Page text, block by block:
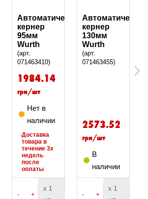
Автоматический
кернер
95мм
Wurth
(арт.
071463410)
1984.14
грн/шт
Нет в
наличии
Доставка
товара в
течение 3х
недель
после
оплаты
- +
х 1
Автоматический
кернер
130мм
Wurth
(арт.
071463455)
2573.52
грн/шт
В
наличии
- +
х 1
Next